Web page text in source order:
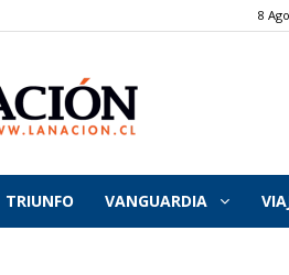
8
La
TRIUNFO VANGUARDIA